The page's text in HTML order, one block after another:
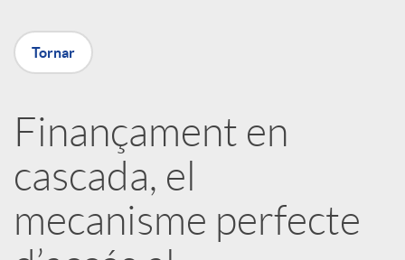
P
u
b
l
Tornar
Finançament en
cascada, el
mecanisme perfecte